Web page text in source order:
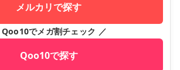
メルカリで探す
Qoo10でメガ割チェック ／
Qoo10で探す